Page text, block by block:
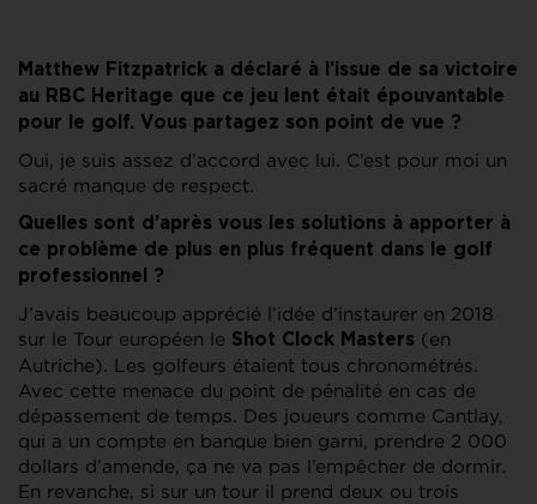
Matthew Fitzpatrick a déclaré à l’issue de sa victoire
au RBC Heritage que ce jeu lent était épouvantable
pour le golf. Vous partagez son point de vue ?
Oui, je suis assez d’accord avec lui. C’est pour moi un
sacré manque de respect.
Quelles sont d’après vous les solutions à apporter à
ce problème de plus en plus fréquent dans le golf
professionnel ?
J’avais beaucoup apprécié l’idée d’instaurer en 2018
sur le Tour européen le Shot Clock Masters (en
Autriche). Les golfeurs étaient tous chronométrés.
Avec cette menace du point de pénalité en cas de
dépassement de temps. Des joueurs comme Cantlay,
qui a un compte en banque bien garni, prendre 2 000
dollars d’amende, ça ne va pas l’empêcher de dormir.
En revanche, si sur un tour il prend deux ou trois